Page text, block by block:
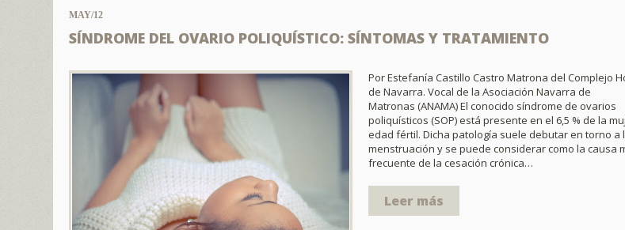
MAY/12
SÍNDROME DEL OVARIO POLIQUÍSTICO: SÍNTOMAS Y TRATAMIENTO
Por Estefanía Castillo Castro Matrona del Complejo
de Navarra. Vocal de la Asociación Navarra de
Matronas (ANAMA) El conocido síndrome de ovarios
poliquísticos (SOP) está presente en el 6,5 % de la
edad fértil. Dicha patología suele debutar en torno a
menstruación y se puede considerar como la causa
frecuente de la cesación crónica…
Leer más